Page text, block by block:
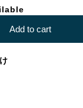
Add to cart